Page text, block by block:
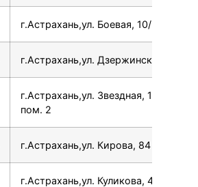
г.Астрахань,ул. Боевая, 10/20
г.Астрахань,ул. Дзержинского, 2
г.Астрахань,ул. Звездная, 17,
пом. 2
г.Астрахань,ул. Кирова, 84
г.Астрахань,ул. Куликова, 46